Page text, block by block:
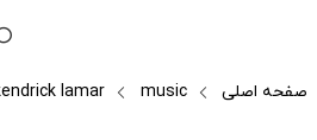
صفحه اصلی music
lamar